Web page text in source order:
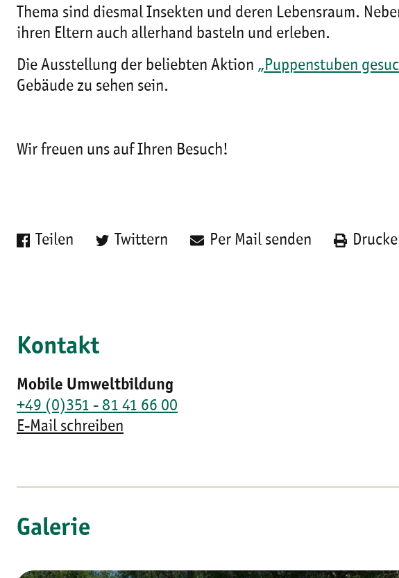
Thema sind diesmal Insekten und deren Lebensraum.
ihren Eltern auch allerhand basteln und erleben.
Die Ausstellung der beliebten Aktion „Puppenstuben
Gebäude zu sehen sein.
Wir freuen uns auf Ihren Besuch!
Teilen Twittern Per Mail senden
Kontakt
Mobile Umweltbildung
+49 (0)351 - 81 41 66 00
E-Mail schreiben
Galerie